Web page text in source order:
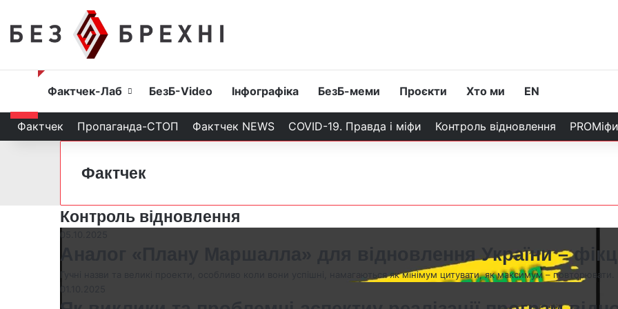
Головна
Фактчек-Лаб БезБ-Video Інфографіка БезБ-меми Проєкти Хто ми EN
Фактчек Пропаганда-СТОП Фактчек NEWS COVID-19. Правда і міфи Контроль відновлення PROМіфи
Фактчек
Контроль відновлення
05.10.2025
Аналог «Плану Маршалла» для відновлення України –
Гучні назви та великі проекти, особливо коли вони успішні, намагаються як мінімум цитувати, як максимум – повторювати.
01.10.2025